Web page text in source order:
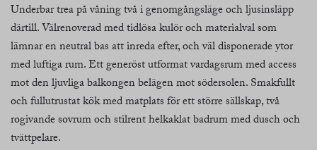
Underbar trea på våning två i genomgångsläge och ljusinsläpp
därtill. Välrenoverad med tidlösa kulör och materialval som
lämnar en neutral bas att inreda efter, och väl disponerade ytor
med luftiga rum. Ett generöst utformat vardagsrum med access
mot den ljuvliga balkongen belägen mot södersolen. Smakfullt
och fullutrustat kök med matplats för ett större sällskap, två
rogivande sovrum och stilrent helkaklat badrum med dusch och
tvättpelare.